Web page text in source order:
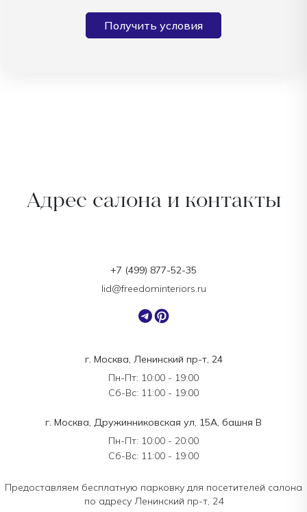
Получить условия
Адрес салона и контакты
г. Москва, Ленинский пр-т, 24
Пн-Пт: 10:00 - 19:00
Сб-Вс: 11:00 - 19:00
г. Москва, Дружинниковская ул, 15А, башня В
Пн-Пт: 10:00 - 20:00
Сб-Вс: 11:00 - 19:00
Предоставляем бесплатную парковку для посетителей салона
по адресу Ленинский пр-т, 24
+7 (499) 877-52-35
lid@freedominteriors.ru